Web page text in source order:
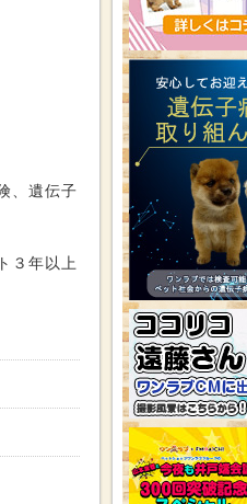
、遺伝子
３年以上